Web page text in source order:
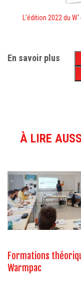
L'édition 2022 du
En savoir plus
À LIRE
Formations
Warmpac